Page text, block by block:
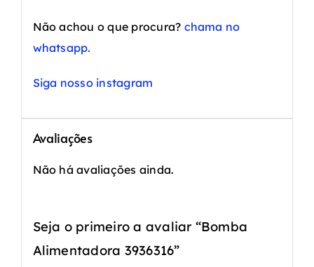
Não achou o que procura? chama no
whatsapp.
Siga nosso instagram
Avaliações
Não há avaliações ainda.
Seja o primeiro a avaliar “Bomba
Alimentadora 3936316”